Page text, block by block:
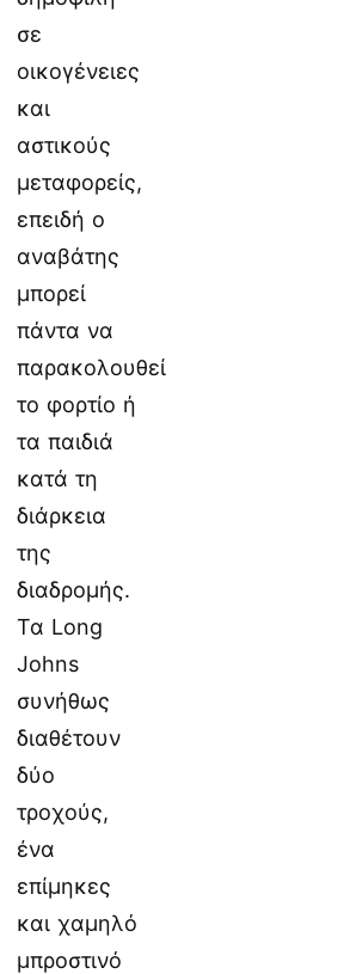
σε
οικογένειες
και
αστικούς
μεταφορείς,
επειδή ο
αναβάτης
μπορεί
πάντα να
παρακολουθεί
το φορτίο ή
τα παιδιά
κατά τη
διάρκεια
της
διαδρομής.
Τα Long
Johns
συνήθως
διαθέτουν
δύο
τροχούς,
ένα
επίμηκες
και χαμηλό
μπροστινό